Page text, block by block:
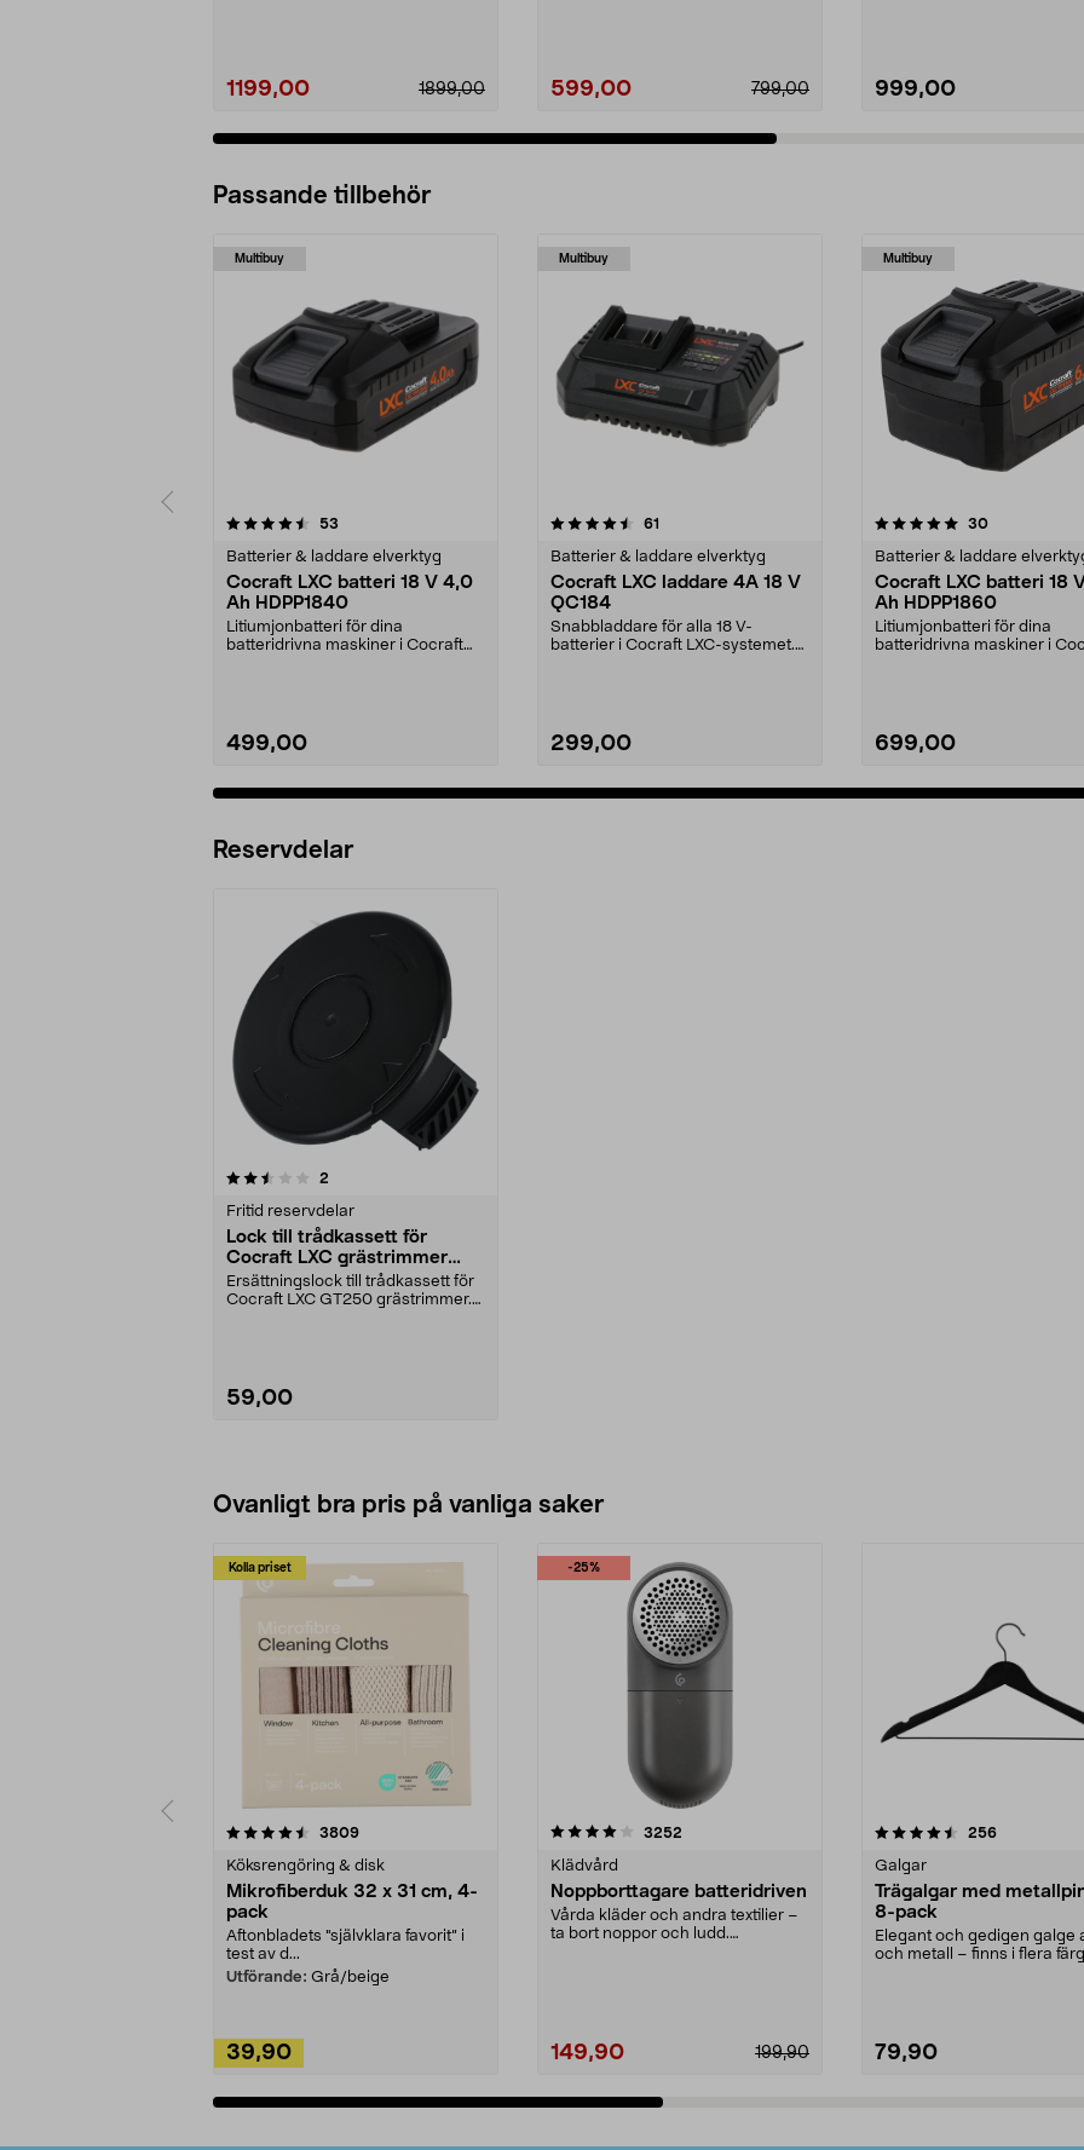
1199,00 1899,00 599,00 799,00 999,00
Passande tillbehör
Multibuy
53
Batterier & laddare elverktyg
Cocraft LXC batteri 18 V 4,0
Ah HDPP1840
Litiumjonbatteri för dina
batteridrivna maskiner i Cocraft
499,00
Multibuy
4.5av 5 stjärnor 61
Batterier & laddare elverktyg
Cocraft LXC laddare 4A 18 V
QC184
Snabbladdare för alla 18 V-
batterier i Cocraft LXC-systemet.
299,00
Multibuy
5.0av 5 stjärnor 30recensioner
Batterier & laddare
Cocraft LXC batteri 18
Ah HDPP1860
Litiumjonbatteri för dina
batteridrivna maskiner i
699,00
4.5av 5 stjärnor
Reservdelar
2
Fritid reservdelar
Lock till trådkassett för
Cocraft LXC grästrimmer
GT250
Ersättningslock till trådkassett för
Cocraft LXC GT250 grästrimmer.
59,00
Ovanligt bra pris på vanliga saker
Kolla priset
3809recensioner
Köksrengöring & disk
Mikrofiberduk 32 x 31 cm, 4-
pack
Aftonbladets "självklara favorit” i
test av d...
Utförande: Grå/beige
39,90
-25%
4.0av 5 stjärnor 3252
Klädvård
Noppborttagare batteridriven
Vårda kläder och andra textilier –
ta bort noppor och ludd.
199,90
149,90
4.5av 5 stjärnor 256recensioner
Galgar
Trägalgar med
8-pack
Elegant och gedigen galge
och metall – finns i flera
79,90
4.0av 5 stjärnor